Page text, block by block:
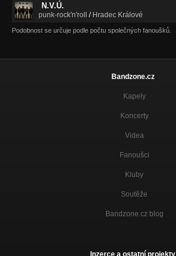
N.V.Ú.
punk-rock'n'roll / Hradec Králové
Podobnost se určuje podle počtu společných fanoušků.
Bandzone.cz
Kapely
Koncerty
Videa
Fanoušci
Kluby
Soutěže
Bandzone.cz blog
Inzerce a ostatní projekty